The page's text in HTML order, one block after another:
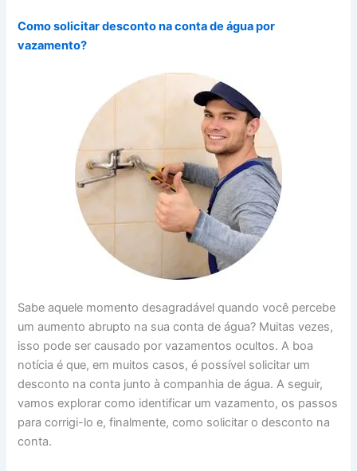
Como solicitar desconto na conta de água por
vazamento?
Sabe aquele momento desagradável quando você percebe
um aumento abrupto na sua conta de água? Muitas vezes,
isso pode ser causado por vazamentos ocultos. A boa
notícia é que, em muitos casos, é possível solicitar um
desconto na conta junto à companhia de água. A seguir,
vamos explorar como identificar um vazamento, os passos
para corrigi-lo e, finalmente, como solicitar o desconto na
conta.